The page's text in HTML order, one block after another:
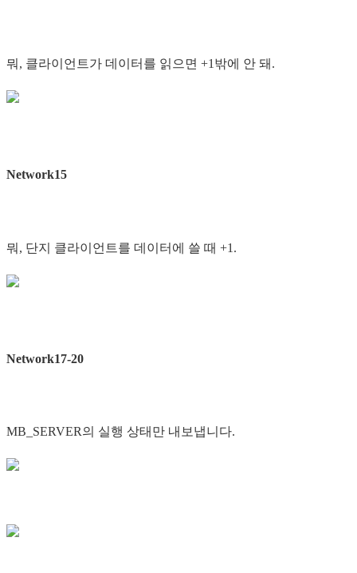
뭐, 클라이언트가 데이터를 읽으면 +1밖에 안 돼.
Network15
뭐, 단지 클라이언트를 데이터에 쓸 때 +1.
Network17-20
MB_SERVER의 실행 상태만 내보냅니다.